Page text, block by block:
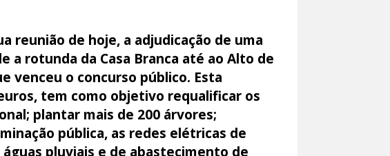
reunião de hoje, a adjudicação de uma
a rotunda da Casa Branca até ao Alto de
venceu o concurso público. Esta
tem como objetivo requalificar os
plantar mais de 200 árvores;
pública, as redes elétricas de
pluviais e de abastecimento de